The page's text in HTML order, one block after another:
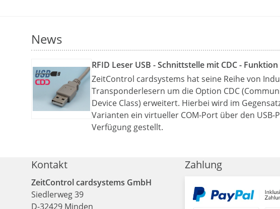
News
RFID Leser USB - Schnittstelle mit CDC - Funktion
ZeitControl cardsystems hat seine Reihe von
Transponderlesern um die Option CDC
Device Class) erweitert. Hierbei wird im
Varianten ein virtueller COM-Port über den USB-
Verfügung gestellt.
Kontakt
ZeitControl cardsystems GmbH
Siedlerweg 39
D-32429 Minden
Zahlung